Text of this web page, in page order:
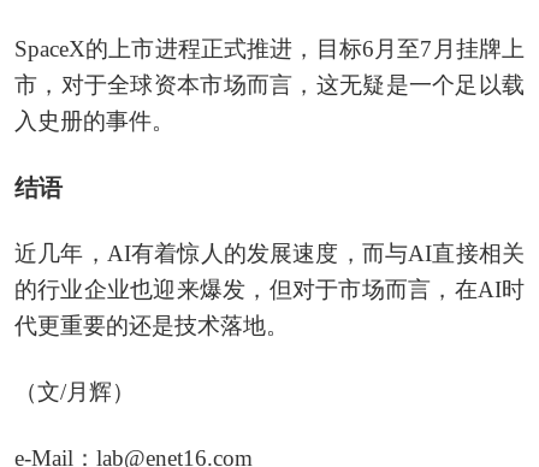
SpaceX的上市进程正式推进，目标6月至7月挂牌上
市，对于全球资本市场而言，这无疑是一个足以载
入史册的事件。
结语
近几年，AI有着惊人的发展速度，而与AI直接相关
的行业企业也迎来爆发，但对于市场而言，在AI时
代更重要的还是技术落地。
（文/月辉）
e-Mail：lab@enet16.com